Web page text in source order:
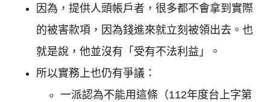
因為，提供人頭帳戶者，很多都不會拿到實際
的被害款項，因為錢進來就立刻被領出去。也
就是說，他並沒有「受有不法利益」。
所以實務上也仍有爭議：
一派認為不能用這條（112年度台上字第